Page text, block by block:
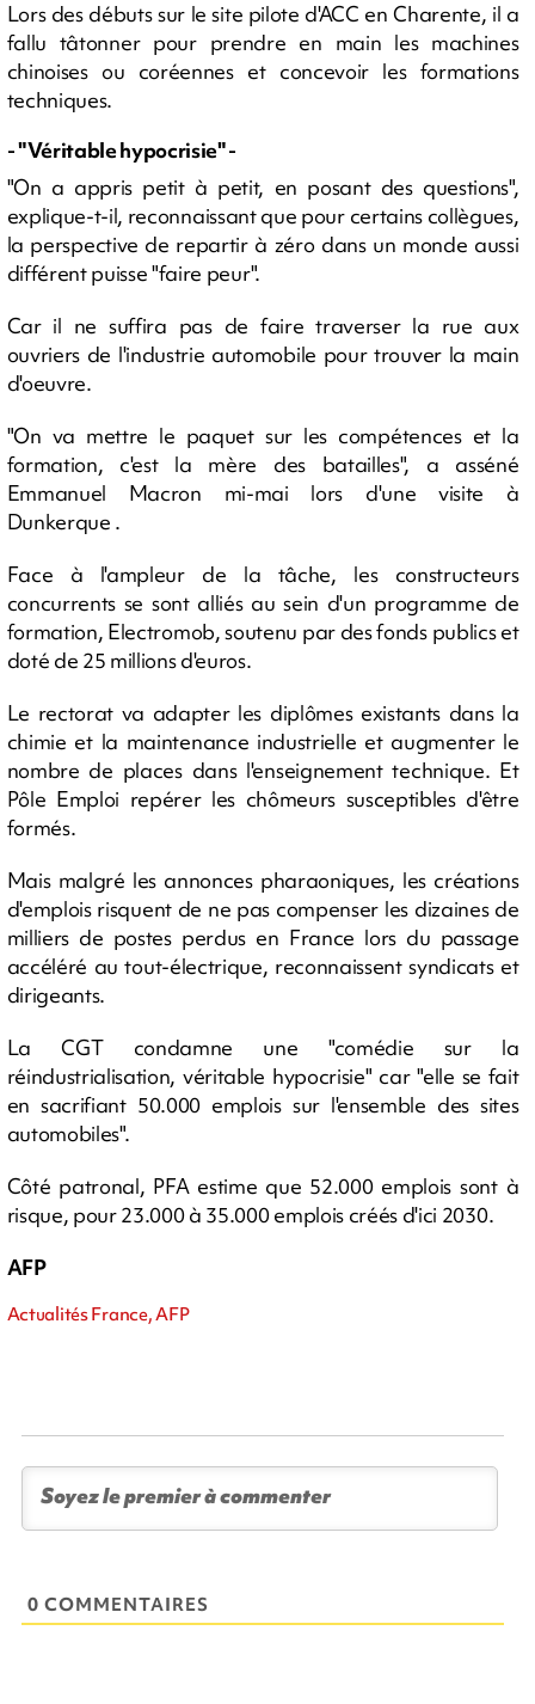
Lors des débuts sur le site pilote d'ACC en Charente, il a
fallu tâtonner pour prendre en main les machines
chinoises ou coréennes et concevoir les formations
techniques.
- "Véritable hypocrisie" -
"On a appris petit à petit, en posant des questions",
explique-t-il, reconnaissant que pour certains collègues,
la perspective de repartir à zéro dans un monde aussi
différent puisse "faire peur".
Car il ne suffira pas de faire traverser la rue aux
ouvriers de l'industrie automobile pour trouver la main
d'oeuvre.
"On va mettre le paquet sur les compétences et la
formation, c'est la mère des batailles", a asséné
Emmanuel Macron mi-mai lors d'une visite à
Dunkerque .
Face à l'ampleur de la tâche, les constructeurs
concurrents se sont alliés au sein d'un programme de
formation, Electromob, soutenu par des fonds publics et
doté de 25 millions d'euros.
Le rectorat va adapter les diplômes existants dans la
chimie et la maintenance industrielle et augmenter le
nombre de places dans l'enseignement technique. Et
Pôle Emploi repérer les chômeurs susceptibles d'être
formés.
Mais malgré les annonces pharaoniques, les créations
d'emplois risquent de ne pas compenser les dizaines de
milliers de postes perdus en France lors du passage
accéléré au tout-électrique, reconnaissent syndicats et
dirigeants.
La CGT condamne une "comédie sur la
réindustrialisation, véritable hypocrisie" car "elle se fait
en sacrifiant 50.000 emplois sur l'ensemble des sites
automobiles".
Côté patronal, PFA estime que 52.000 emplois sont à
risque, pour 23.000 à 35.000 emplois créés d'ici 2030.
AFP
Actualités France, AFP
0 COMMENTAIRES